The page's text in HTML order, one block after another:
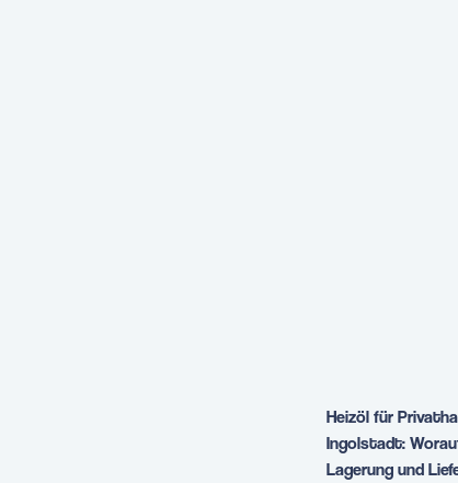
Heizöl für
Ingolstadt:
Lagerung und